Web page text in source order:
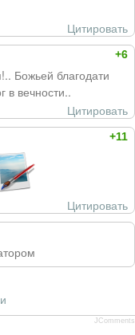
Цитировать
+6
Божьей благодати
в вечности..
Цитировать
+11
Цитировать
JComments